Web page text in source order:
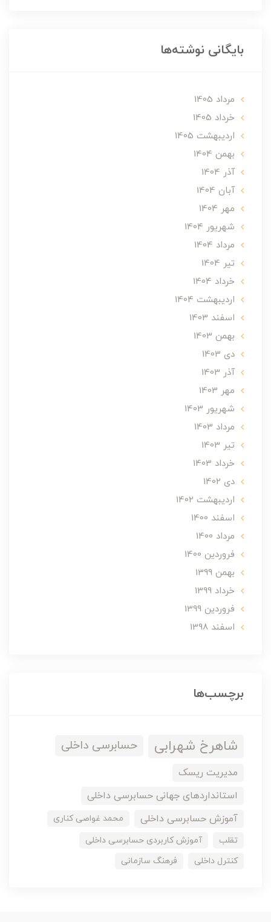
بایگانی نوشته‌ها
مرداد 1405
خرداد 1405
ارديبهشت 1405
بهمن 1404
آذر 1404
آبان 1404
مهر 1404
شهریور 1404
مرداد 1404
تير 1404
خرداد 1404
ارديبهشت 1404
اسفند 1403
بهمن 1403
دی 1403
آذر 1403
مهر 1403
شهریور 1403
مرداد 1403
تير 1403
خرداد 1403
دی 1402
ارديبهشت 1402
اسفند 1400
مرداد 1400
فروردین 1400
بهمن 1399
خرداد 1399
فروردین 1399
اسفند 1398
برچسب‌ها
شاهرخ شهرابی حسابرسی داخلی
مدیریت ریسک
استانداردهای جهانی حسابرسی داخلی
آموزش حسابرسی داخلی
محمد غواصی کناری
تقلب
آموزش کاربردی حسابرسی داخلی
کنترل داخلی
فرهنگ سازمانی